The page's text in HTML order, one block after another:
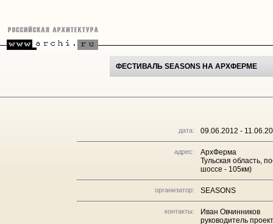
ФЕСТИВАЛЬ SEASONS НА АРХФЕРМЕ
дата: 09.06.2012 -
адрес:
АрхФерма
Тульская область,
шоссе - 105км)
организатор: SEASONS
контакты:
Иван Овчинников
руководитель